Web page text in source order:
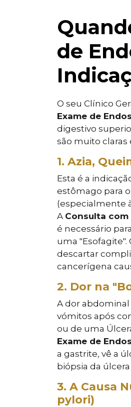
de
O seu Clínico
Exame de
digestivo
são muito claras
1. Azia,
Esta é a
estômago para
(especialmente
A Consulta
é necessário
uma "Esofagite".
descartar
cancerígena
2. Dor na
A dor abdominal
vómitos após
ou de uma
Exame de
a gastrite, vê a
biópsia da
3. A Causa
pylori)